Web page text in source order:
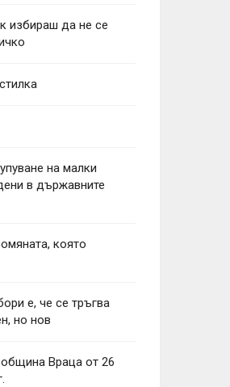
избираш да не се
на малки
в държавните
която
е, че се тръгва
но нов
Враца от 26